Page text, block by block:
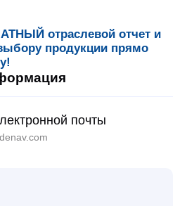
отраслевой отчет и
продукции прямо
почты